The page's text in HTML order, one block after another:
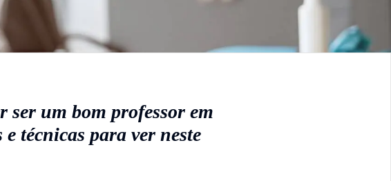
ser um bom professor em
técnicas para ver neste